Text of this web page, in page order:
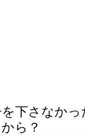
下さなか
ら？